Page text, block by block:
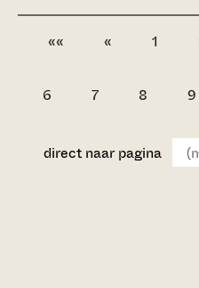
«« « 1
6 7 8 9
direct naar pagina